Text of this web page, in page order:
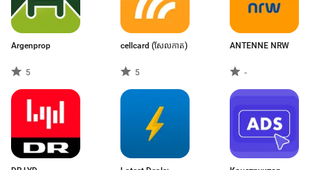
Argenprop
5
cellcard (សែលកាត)
5
ANTENNE NRW
-